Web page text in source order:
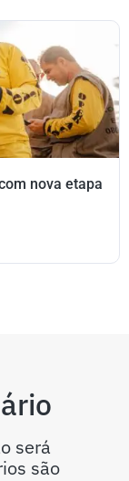
nova etapa
será
são